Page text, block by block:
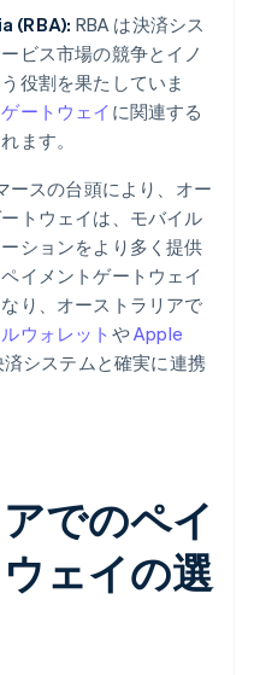
(RBA): RBA は決済シス
ビス市場の競争とイノ
役割を果たしていま
ートウェイ に関連する
ます。
ースの台頭により、オー
トウェイは、モバイル
ションをより多く提供
イメントゲートウェイ
り、オーストラリアで
ウォレット やApple
システムと確実に連携
でのペイ
ェイの選